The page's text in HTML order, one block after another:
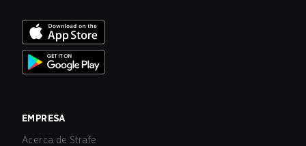
EMPRESA
Acerca de Strafe